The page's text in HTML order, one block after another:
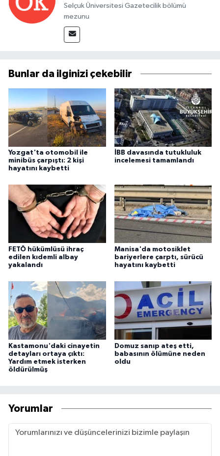
Selçuk Üniversitesi Gazetecilik bölümü
mezunu
Bunlar da ilginizi çekebilir
Yozgat'ta otomobil ile
minibüs çarpıştı: 2 kişi
hayatını kaybetti
İBB davasında tutukluluk
incelemesi tamamlandı
FETÖ hükümlüsü ihraç
edilen kıdemli albay
yakalandı
Manisa'da motosiklet
bariyerlere çarptı, sürücü
hayatını kaybetti
Kastamonu'daki cinayetin
detayları ortaya çıktı:
Yardım etmek isterken
öldürülmüş
Domuz sanıp ateş etti,
babasının ölümüne neden
oldu
Yorumlar